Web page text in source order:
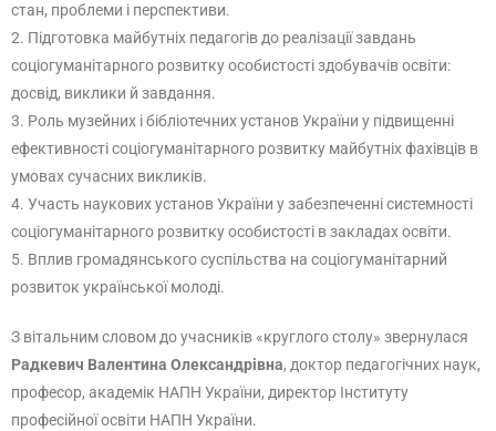
стан, проблеми і перспективи.
2. Підготовка майбутніх педагогів до реалізації завдань
соціогуманітарного розвитку особистості здобувачів освіти:
досвід, виклики й завдання.
3. Роль музейних і бібліотечних установ України у підвищенні
ефективності соціогуманітарного розвитку майбутніх фахівців в
умовах сучасних викликів.
4. Участь наукових установ України у забезпеченні системності
соціогуманітарного розвитку особистості в закладах освіти.
5. Вплив громадянського суспільства на соціогуманітарний
розвиток української молоді.
З вітальним словом до учасників «круглого столу» звернулася
Радкевич Валентина Олександрівна, доктор педагогічних наук,
професор, академік НАПН України, директор Інституту
професійної освіти НАПН України.